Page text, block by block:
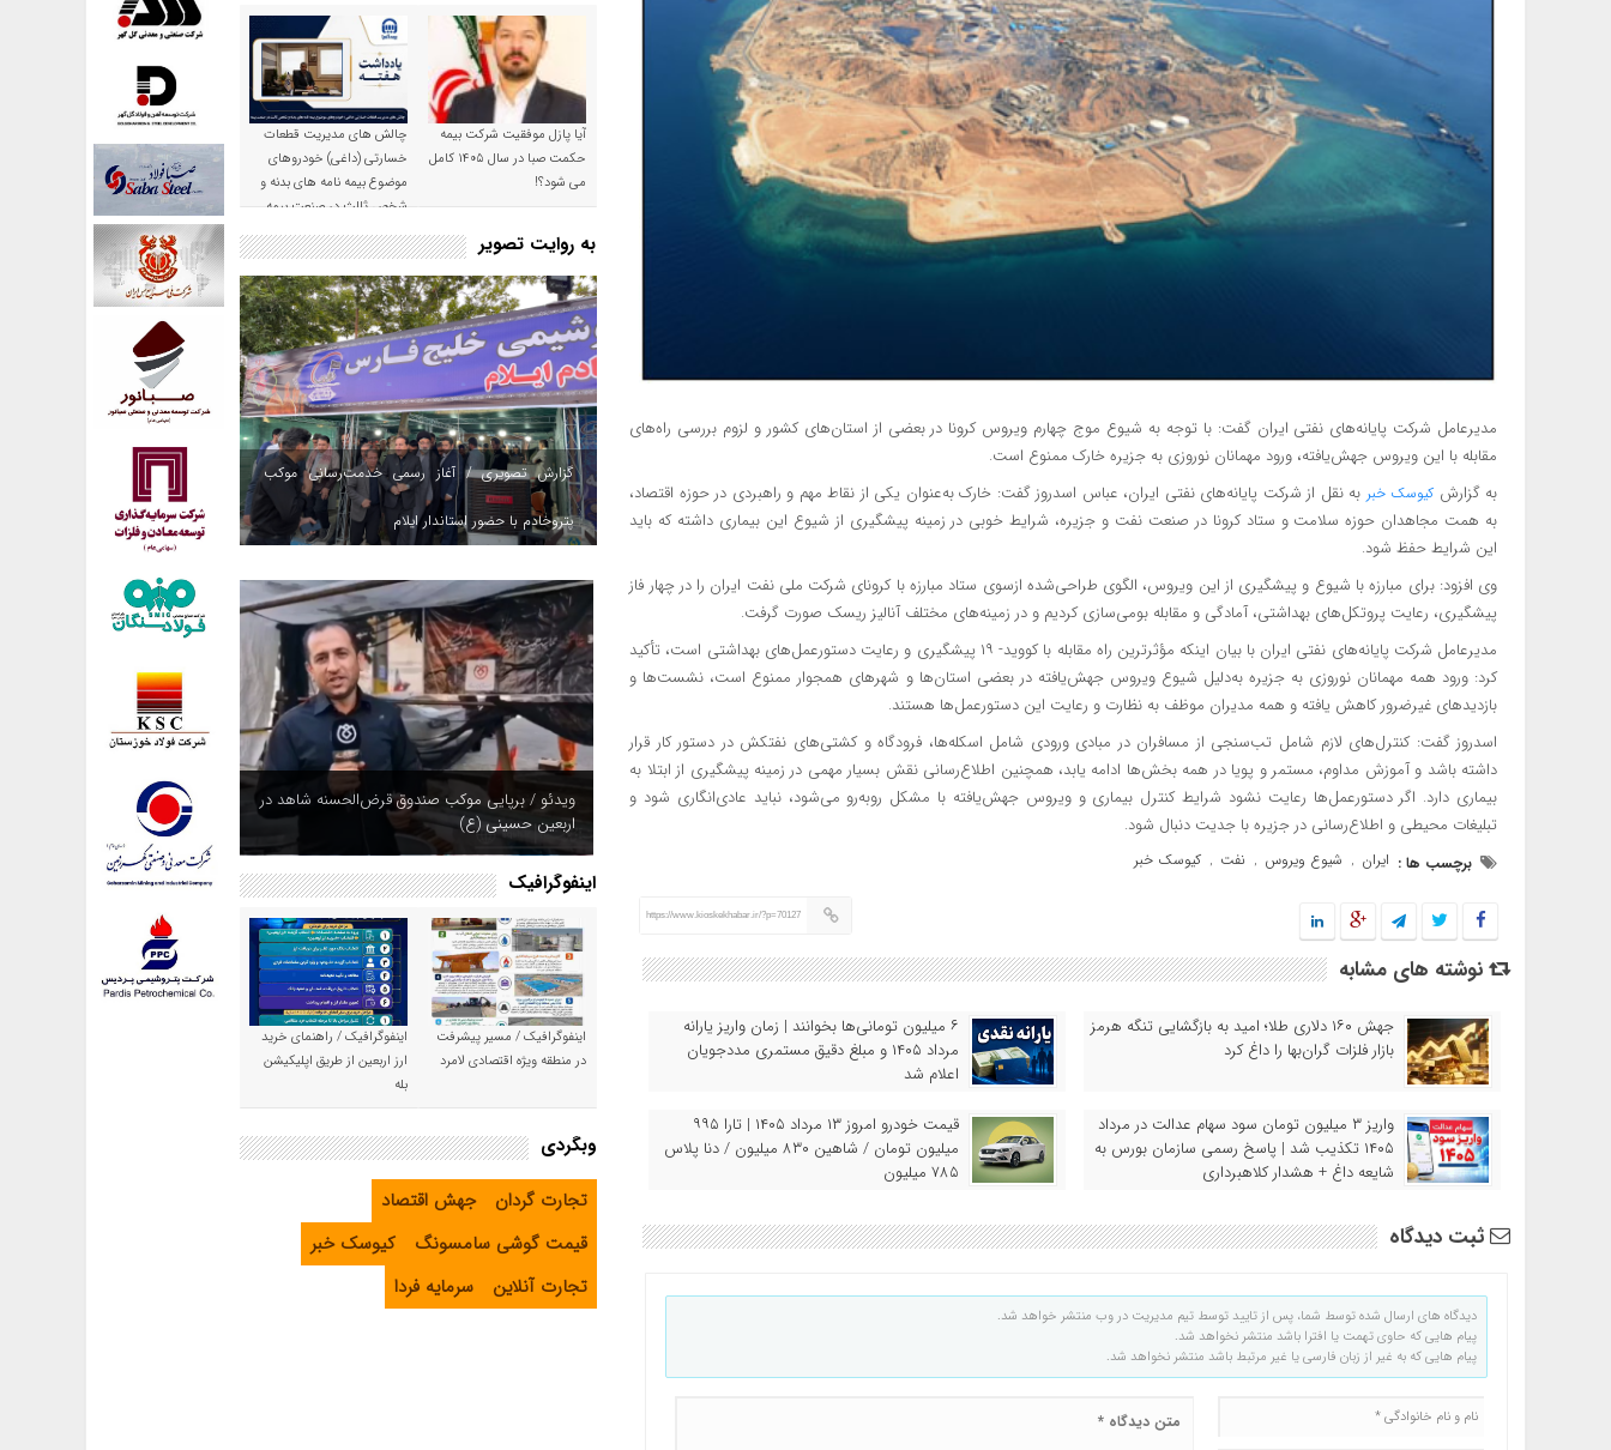
مدیرعامل شرکت پایانه‌های نفتی ایران گفت: با توجه به شیوع موج چهارم ویروس کرونا در بعضی از استان‌های کشور و لزوم بررسی راه‌های
مقابله با این ویروس جهش‌یافته، ورود مهمانان نوروزی به جزیره خارک ممنوع است.
به گزارش کیوسک خبر به نقل از شرکت پایانه‌های نفتی ایران، عباس اسدروز گفت: خارک به‌عنوان یکی از نقاط مهم و راهبردی در حوزه اقتصاد،
به همت مجاهدان حوزه سلامت و ستاد کرونا در صنعت نفت و جزیره، شرایط خوبی در زمینه پیشگیری از شیوع این بیماری داشته که باید
این شرایط حفظ شود.
وی افزود: برای مبارزه با شیوع و پیشگیری از این ویروس، الگوی طراحی‌شده ازسوی ستاد مبارزه با کرونای شرکت ملی نفت ایران را در چهار فاز
پیشگیری، رعایت پروتکل‌های بهداشتی، آمادگی و مقابله بومی‌سازی کردیم و در زمینه‌های مختلف آنالیز ریسک صورت گرفت.
مدیرعامل شرکت پایانه‌های نفتی ایران با بیان اینکه مؤثرترین راه مقابله با کووید- ۱۹ پیشگیری و رعایت دستورعمل‌های بهداشتی است، تأکید
کرد: ورود همه مهمانان نوروزی به جزیره به‌دلیل شیوع ویروس جهش‌یافته در بعضی استان‌ها و شهرهای همجوار ممنوع است، نشست‌ها و
بازدیدهای غیرضرور کاهش یافته و همه مدیران موظف به نظارت و رعایت این دستورعمل‌ها هستند.
اسدروز گفت: کنترل‌های لازم شامل تب‌سنجی از مسافران در مبادی ورودی شامل اسکله‌ها، فرودگاه و کشتی‌های نفتکش در دستور کار قرار
داشته باشد و آموزش مداوم، مستمر و پویا در همه بخش‌ها ادامه یابد، همچنین اطلاع‌رسانی نقش بسیار مهمی در زمینه پیشگیری از ابتلا به
بیماری دارد. اگر دستورعمل‌ها رعایت نشود شرایط کنترل بیماری و ویروس جهش‌یافته با مشکل روبه‌رو می‌شود، نباید عادی‌انگاری شود و
تبلیغات محیطی و اطلاع‌رسانی در جزیره با جدیت دنبال شود.
برچسب ها : ایران , شیوع ویروس , نفت , کیوسک خبر
https://www.kioskekhabar.ir/?p=70127
نوشته های مشابه
جهش ۱۶۰ دلاری طلا؛ امید به بازگشایی تنگه هرمز
بازار فلزات گران‌بها را داغ کرد
۶ میلیون تومانی‌ها بخوانند | زمان واریز یارانه
مرداد ۱۴۰۵ و مبلغ دقیق مستمری مددجویان
اعلام شد
واریز ۳ میلیون تومان سود سهام عدالت در مرداد
۱۴۰۵ تکذیب شد | پاسخ رسمی سازمان بورس به
شایعه داغ + هشدار کلاهبرداری
قیمت خودرو امروز ۱۳ مرداد ۱۴۰۵ | تارا ۹۹۵
میلیون تومان / شاهین ۸۳۰ میلیون / دنا پلاس
۷۸۵ میلیون
ثبت دیدگاه
دیدگاه های ارسال شده توسط شما، پس از تایید توسط تیم مدیریت در وب منتشر خواهد شد.
پیام هایی که حاوی تهمت یا افترا باشد منتشر نخواهد شد.
پیام هایی که به غیر از زبان فارسی یا غیر مرتبط باشد منتشر نخواهد شد.
آیا پازل موفقیت شرکت بیمه
حکمت صبا در سال ۱۴۰۵ کامل
می شود؟!
چالش های مدیریت قطعات
خسارتی (داغی) خودروهای
موضوع بیمه نامه های بدنه و
شخص ثالث در صنعت بیمه
به روایت تصویر
گزارش تصویری / آغاز رسمی خدمت‌رسانی موکب
پتروخادم با حضور استاندار ایلام
ویدئو / بیمه ایران؛ همپای زائران
اینفوگرافیک
اینفوگرافیک / مسیر پیشرفت
در منطقه ویژه اقتصادی لامرد
اینفوگرافیک / راهنمای خرید
ارز اربعین از طریق اپلیکیشن
بله
وبگردی
تجارت گردان
جهش اقتصاد
قیمت گوشی سامسونگ
کیوسک خبر
تجارت آنلاین
سرمایه فردا